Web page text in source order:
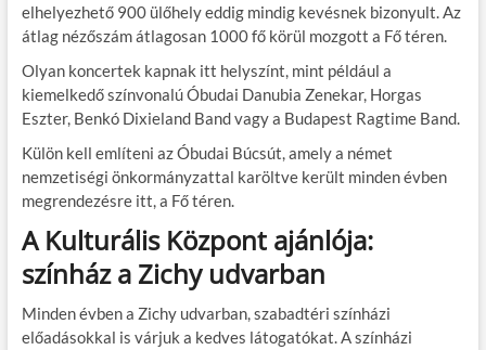
elhelyezhető 900 ülőhely eddig mindig kevésnek bizonyult. Az
átlag nézőszám átlagosan 1000 fő körül mozgott a Fő téren.
Olyan koncertek kapnak itt helyszínt, mint például a
kiemelkedő színvonalú Óbudai Danubia Zenekar, Horgas
Eszter, Benkó Dixieland Band vagy a Budapest Ragtime Band.
Külön kell említeni az Óbudai Búcsút, amely a német
nemzetiségi önkormányzattal karöltve került minden évben
megrendezésre itt, a Fő téren.
A Kulturális Központ ajánlója:
színház a Zichy udvarban
Minden évben a Zichy udvarban, szabadtéri színházi
előadásokkal is várjuk a kedves látogatókat. A színházi